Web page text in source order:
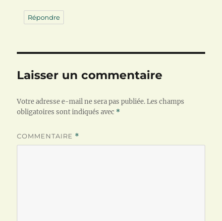
Répondre
Laisser un commentaire
Votre adresse e-mail ne sera pas publiée. Les champs
obligatoires sont indiqués avec *
COMMENTAIRE *